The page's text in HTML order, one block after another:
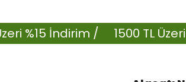
İndirim / 1500 TL Üzeri %10